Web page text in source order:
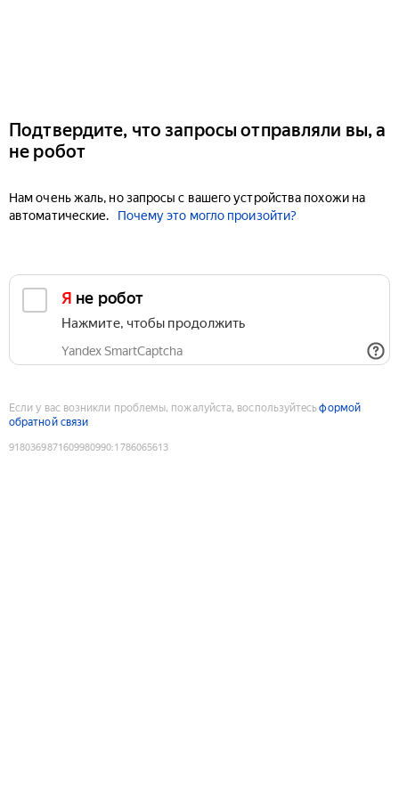
Подтвердите, что запросы отправляли вы, а
не робот
Нам очень жаль, но запросы с вашего устройства похожи на
автоматические.
Почему это могло произойти?
Я не робот
Нажмите, чтобы продолжить
Yandex SmartCaptcha
Если у вас возникли проблемы, пожалуйста, воспользуйтесьформой
обратной связи
9180369871609980990:1786065613